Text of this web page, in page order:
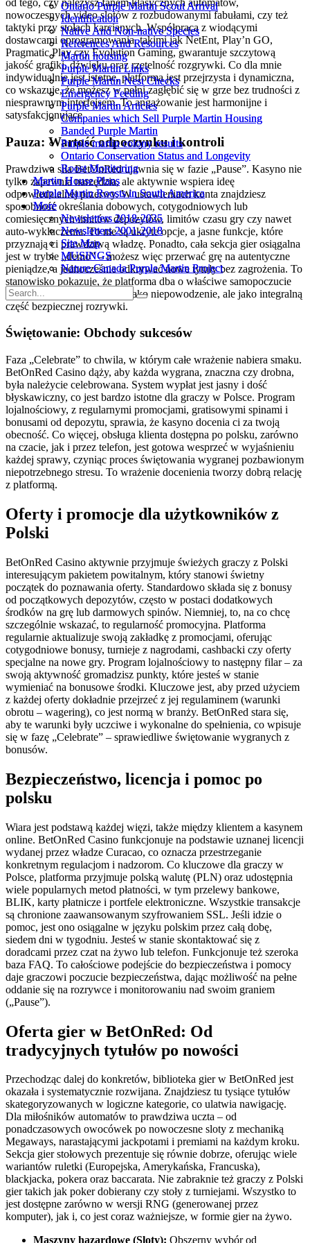
Ontario Purple Martin Scout Arrival
Identification
Native And Non-native Species
References And Resources
Martin housing
Purple Martin Links
Purple Martin Nest Checks
Emergency Feeding
Purple Martin Articles
Companies which Sell Purple Martin Housing
Banded Purple Martin
Purple martin colony results
Ontario Conservation Status and Longevity
Roost Monitoring
Martin House Plans
Purple Martin Roosts in South America
More
Newsletters 2018-2025
Newsletters 2001-2018
Site Map
MUSINGS
Nature Canada Purple Martin Project
Ontario Purple Martin Scout Arrival
Identification
Native And Non-native Species
References And Resources
Martin housing
Purple Martin Links
Purple Martin Nest Checks
Emergency Feeding
Purple Martin Articles
Companies which Sell Purple Martin Housing
Banded Purple Martin
Purple martin colony results
Ontario Conservation Status and Longevity
Roost Monitoring
Martin House Plans
Purple Martin Roosts in South America
More
Newsletters 2018-2025
Newsletters 2001-2018
Site Map
MUSINGS
Nature Canada Purple Martin Project
od tego, czy należysz fanem klasycznych automatów,
nowoczesnych video slotów z rozbudowanymi fabułami, czy też
taktyki przy stołach karcianych. Współpraca z wiodącymi
dostawcami oprogramowania, takimi jak NetEnt, Play’n GO,
Pragmatic Play czy Evolution Gaming, gwarantuje szczytową
jakość grafiki, dźwięku oraz rzetelność rozgrywki. Co dla mnie
indywidualnie jest istotne, platforma jest przejrzysta i dynamiczna,
co wskazuje, że możesz w pełni zagłębić się w grze bez trudności z
niesprawnym interfejsem. To angażowanie jest harmonijne i
satysfakcjonujące.
Pauza: Wartość odpoczynku i kontroli
Prawdziwa siła BetOnRed ujawnia się w fazie „Pause”. Kasyno nie
tylko zapewnia narzędzia, ale aktywnie wspiera ideę
odpowiedzialnej przerwy. W ustawieniach konta znajdziesz
sposobność określania dobowych, cotygodniowych lub
comiesięcznych limitów depozytów, limitów czasu gry czy nawet
auto-wykluczenia. To nie są ukryte opcje, a jasne funkcje, które
przyznają ci prawdziwą władzę. Ponadto, cała sekcja gier osiągalna
jest w trybie „demo” – możesz więc przerwać grę na autentyczne
pieniądze, a jednocześnie odkrywać nowe tytuły bez zagrożenia. To
stanowisko pokazuje, że platforma dba o właściwe samopoczucie
graczy, uznając przerwę nie jako niepowodzenie, ale jako integralną
część bezpiecznej rozrywki.
Świętowanie: Obchody sukcesów
Faza „Celebrate” to chwila, w którym całe wrażenie nabiera smaku.
BetOnRed Casino dąży, aby każda wygrana, znaczna czy drobna,
była należycie celebrowana. System wypłat jest jasny i dość
błyskawiczny, co jest bardzo istotne dla graczy w Polsce. Program
lojalnościowy, z regularnymi promocjami, gratisowymi spinami i
bonusami od depozytu, sprawia, że kasyno docenia ci za twoją
obecność. Co więcej, obsługa klienta dostępna po polsku, zarówno
na czacie, jak i przez telefon, jest gotowa wesprzeć w wyjaśnieniu
każdej sprawy, czyniąc proces świętowania wygranej pozbawionym
niepotrzebnego stresu. To wrażenie docenienia tworzy dobrą relację
z platformą.
Oferty i promocje dla użytkowników z
Polski
BetOnRed Casino aktywnie przyjmuje świeżych graczy z Polski
interesującym pakietem powitalnym, który stanowi świetny
początek do poznawania oferty. Standardowo składa się z bonusy
od początkowych depozytów, często w postaci dodatkowych
środków na grę lub darmowych spinów. Niemniej, to, na co chcę
szczególnie wskazać, to regularność promocyjna. Platforma
regularnie aktualizuje swoją zakładkę z promocjami, oferując
cotygodniowe bonusy, turnieje z nagrodami, cashbacki czy oferty
specjalne na nowe gry. Program lojalnościowy to następny filar – za
swoją aktywność gromadzisz punkty, które jesteś w stanie
wymieniać na bonusowe środki. Kluczowe jest, aby przed użyciem
z każdej oferty dokładnie przejrzeć z jej regulaminem (warunki
obrotu – wagering), co jest normą w branży. BetOnRed stara się,
aby te warunki były uczciwe i wykonalne do spełnienia, co wpisuje
się w fazę „Celebrate” – sprawiedliwe świętowanie wygranych z
bonusów.
Bezpieczeństwo, licencja i pomoc po
polsku
Wiara jest podstawą każdej więzi, także między klientem a kasynem
online. BetOnRed Casino funkcjonuje na podstawie uznanej licencji
wydanej przez władze Curacao, co oznacza przestrzeganie
konkretnym regulacjom i nadzorom. Co kluczowe dla graczy w
Polsce, platforma przyjmuje polską walutę (PLN) oraz udostępnia
wiele popularnych metod płatności, w tym przelewy bankowe,
BLIK, karty płatnicze i portfele elektroniczne. Wszystkie transakcje
są chronione zaawansowanym szyfrowaniem SSL. Jeśli idzie o
pomoc, jest ono osiągalne w języku polskim przez całą dobę,
siedem dni w tygodniu. Jesteś w stanie skontaktować się z
doradcami przez czat na żywo lub telefon. Funkcjonuje też szeroka
baza FAQ. To całościowe podejście do bezpieczeństwa i pomocy
daje graczowi poczucie bezpieczeństwa, dając możliwość na pełne
oddanie się na rozrywce i monitorowaniu nad swoim graniem
(„Pause”).
Oferta gier w BetOnRed: Od
tradycyjnych tytułów po nowości
Przechodząc dalej do konkretów, biblioteka gier w BetOnRed jest
okazała i systematycznie rozwijana. Znajdziesz tu tysiące tytułów
skategoryzowanych w logiczne kategorie, co ulatwia nawigację.
Dla miłośników automatów to prawdziwa uczta – od
ponadczasowych owocówek po nowoczesne sloty z mechaniką
Megaways, narastającymi jackpotami i premiami na każdym kroku.
Sekcja gier stołowych prezentuje się równie dobrze, oferując wiele
wariantów ruletki (Europejska, Amerykańska, Francuska),
blackjacka, pokera oraz baccarata. Nie zabraknie też graczy z Polski
gier takich jak poker dobierany czy stoły z turniejami. Wszystko to
jest dostępne zarówno w wersji RNG (generowanej przez
komputer), jak i, co jest coraz ważniejsze, w formie gier na żywo.
Maszyny hazardowe (Sloty): Obszerny wybór od